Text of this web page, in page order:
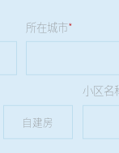
所在城市*
自建房
小区名